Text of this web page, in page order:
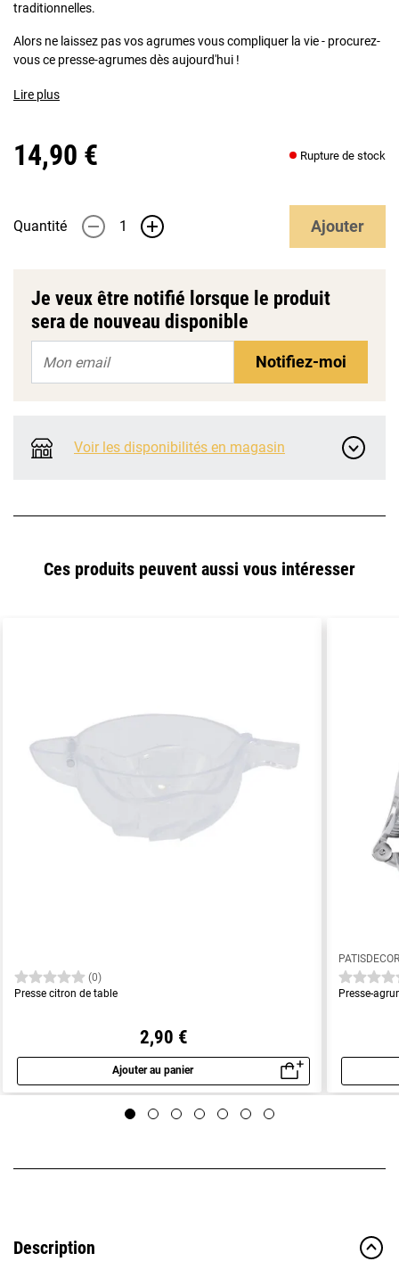
traditionnelles.
Alors ne laissez pas vos agrumes vous compliquer la vie - procurez-
vous ce presse-agrumes dès aujourd'hui !
Lire plus
14,90 € Rupture de stock
Quantité - + Ajouter
Je veux être notifié lorsque le produit
sera de nouveau disponible
Notifiez-moi
Voir les disponibilités en magasin
Ces produits peuvent aussi vous intéresser
(0)
Presse citron de table
2,90 €
Ajouter au panier
Aperçu rapide
Presse-
Description